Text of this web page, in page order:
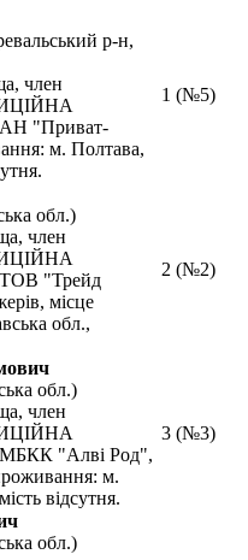
р-н,
член
"Приват-
м. Полтава,
1 (№5)
обл.)
член
"Трейд
місце
обл.,
2 (№2)
обл.)
член
"Алві Род",
м.
відсутня.
3 (№3)
обл.)